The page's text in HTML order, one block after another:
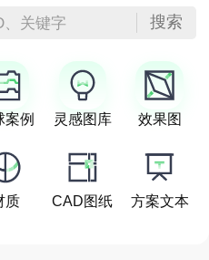
关键字 搜索
案例 灵感图库 效果图
质 CAD图纸 方案文本